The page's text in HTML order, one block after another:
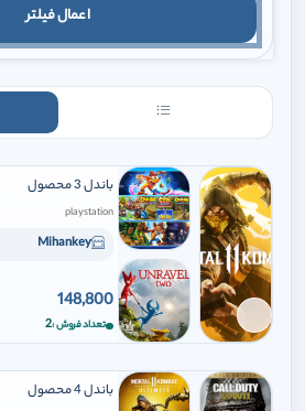
اعمال فیلتر
برای افزودن وارد شوید
باندل 3 محصول
playstation
Mihankey
148,800
تعداد فروش 2
باندل 4 محصول